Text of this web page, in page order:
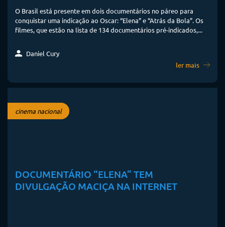
O Brasil está presente em dois documentários no páreo para
conquistar uma indicação ao Oscar: “Elena” e “Atrás da Bola”. Os
filmes, que estão na lista de 134 documentários pré-indicados,...
Daniel Cury
ler mais
cinema nacional
DOCUMENTÁRIO “ELENA” TEM
DIVULGAÇÃO MACIÇA NA INTERNET